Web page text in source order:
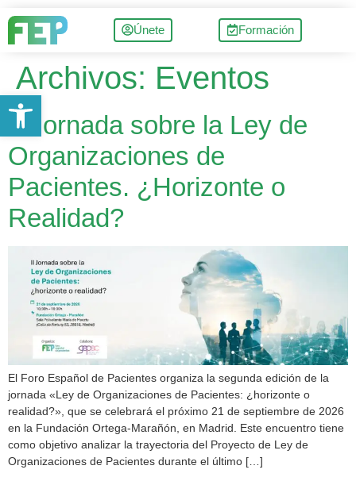
Únete Formación
Archivos: Eventos
II Jornada sobre la Ley de
Organizaciones de
Pacientes. ¿Horizonte o
Realidad?
El Foro Español de Pacientes organiza la segunda edición de la
jornada «Ley de Organizaciones de Pacientes: ¿horizonte o
realidad?», que se celebrará el próximo 21 de septiembre de 2026
en la Fundación Ortega-Marañón, en Madrid. Este encuentro tiene
como objetivo analizar la trayectoria del Proyecto de Ley de
Organizaciones de Pacientes durante el último […]
Abrir barra de herramientas